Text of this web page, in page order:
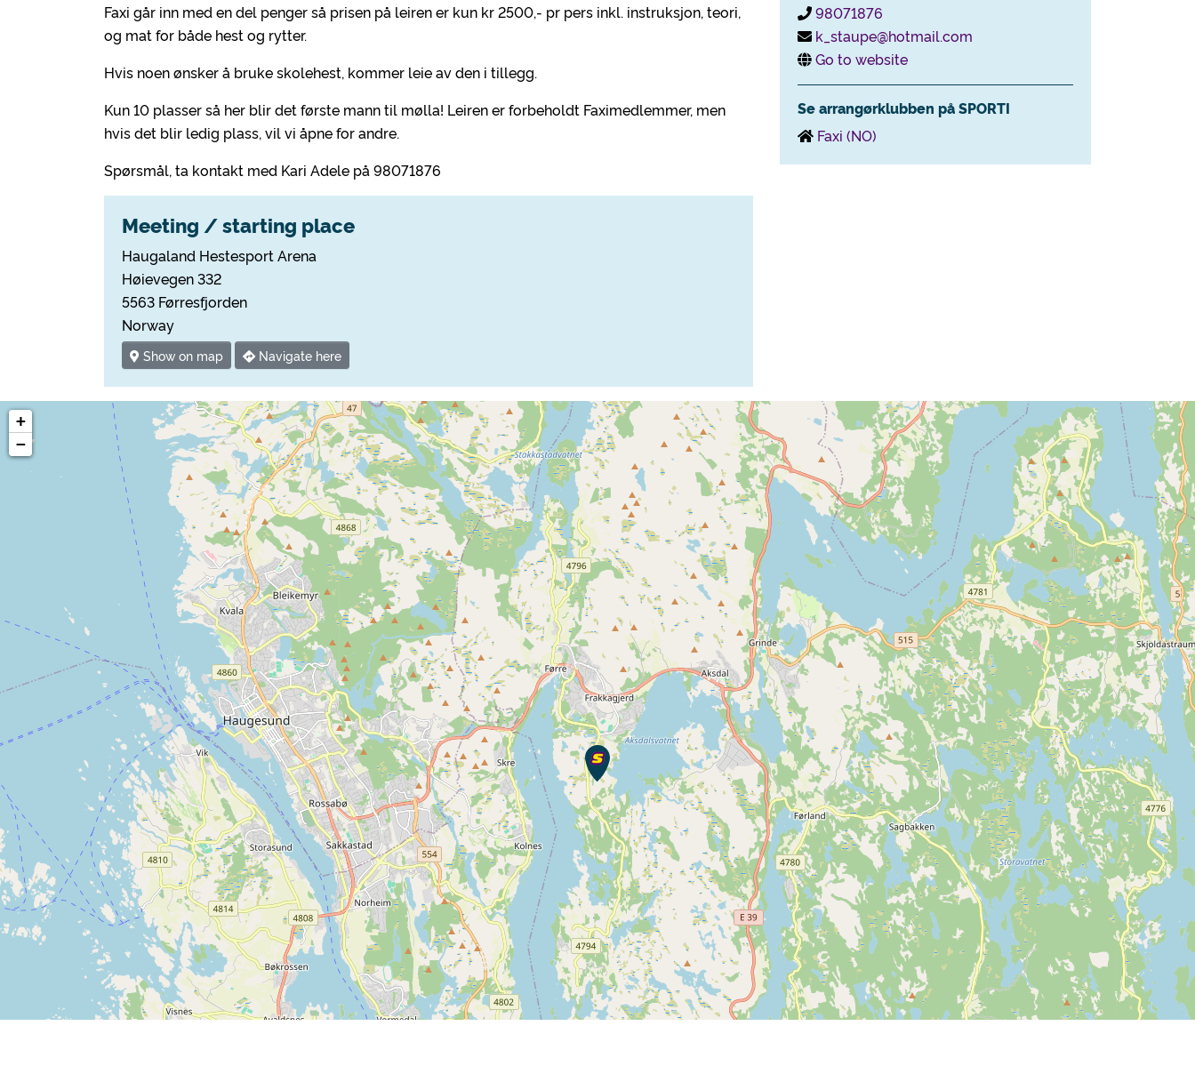
Faxi går inn med en del penger så prisen på leiren er kun kr 2500,- pr pers inkl. instruksjon, teori,
og mat for både hest og rytter.
Hvis noen ønsker å bruke skolehest, kommer leie av den i tillegg.
Kun 10 plasser så her blir det første mann til mølla! Leiren er forbeholdt Faximedlemmer, men
hvis det blir ledig plass, vil vi åpne for andre.
Spørsmål, ta kontakt med Kari Adele på 98071876
Meeting / starting place
Haugaland Hestesport Arena
Høievegen 332
5563 Førresfjorden
Norway
Show on map Navigate here
98071876
k_staupe@hotmail.com
Go to website
Se arrangørklubben på SPORTI
Faxi (NO)
+
−